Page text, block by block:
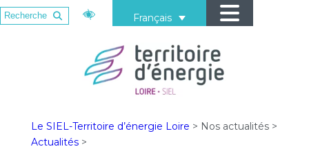
Français
Le SIEL-Territoire d’énergie Loire > Nos actualités>
Actualités >